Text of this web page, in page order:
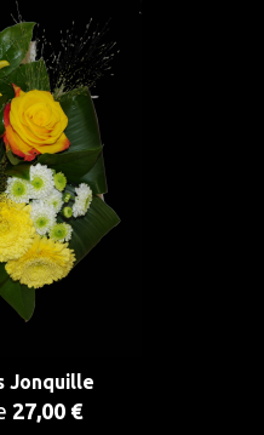
Jonquille
27,00 €